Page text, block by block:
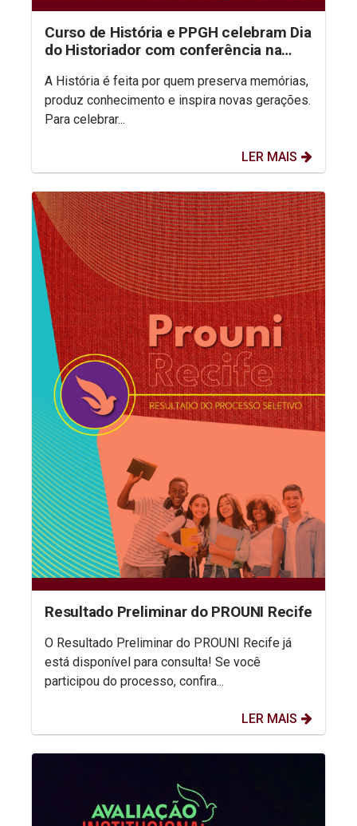
Curso de História e PPGH celebram Dia
do Historiador com conferência na
A História é feita por quem preserva memórias,
produz conhecimento e inspira novas gerações.
Para celebrar...
LER MAIS
Resultado Preliminar do PROUNI Recife
O Resultado Preliminar do PROUNI Recife já
está disponível para consulta! Se você
participou do processo, confira...
LER MAIS